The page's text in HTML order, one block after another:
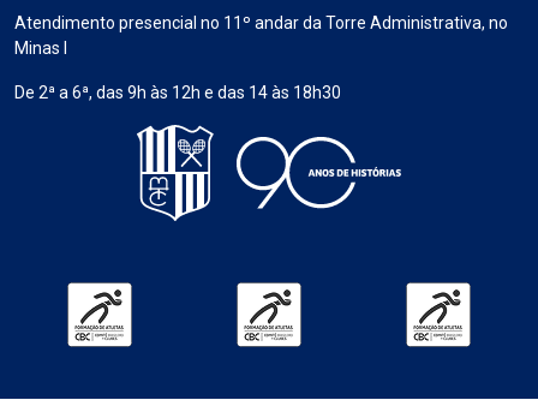
Atendimento presencial no 11º andar da Torre Administrativa, no
Minas I
De 2ª a 6ª, das 9h às 12h e das 14 às 18h30